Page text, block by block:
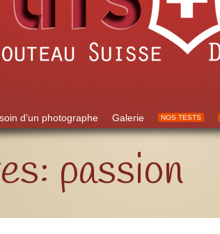
d’un photographe Galerie NOS TESTS
passion